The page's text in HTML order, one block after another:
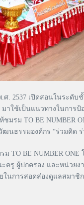
ศ. 2537 เปิดสอนในระ
าใช้เป็นแนวทางในกา
รม TO BE NUMBER
ฒนธรรมองค์กร “ร่วมคิ
ม TO BE NUMBER
รู ผู้ปกครอง และหน่วย
นการสอดส่องดูแลสมา